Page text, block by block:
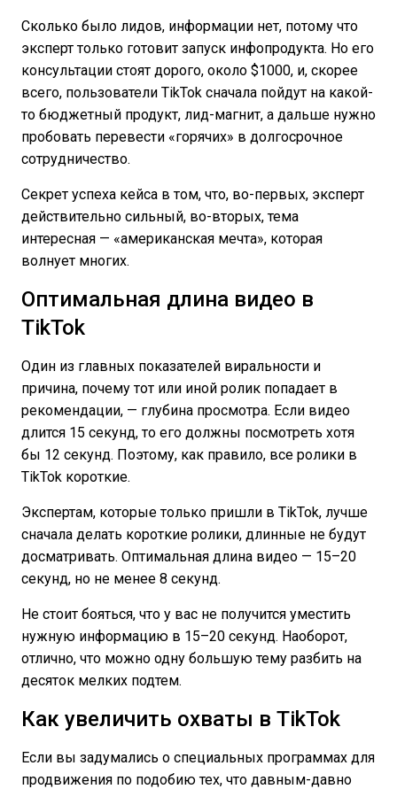
Сколько было лидов, информации нет, потому что
эксперт только готовит запуск инфопродукта. Но его
консультации стоят дорого, около $1000, и, скорее
всего, пользователи TikTok сначала пойдут на какой-
то бюджетный продукт, лид-магнит, а дальше нужно
пробовать перевести «горячих» в долгосрочное
сотрудничество.
Секрет успеха кейса в том, что, во-первых, эксперт
действительно сильный, во-вторых, тема
интересная — «американская мечта», которая
волнует многих.
Оптимальная длина видео в
TikTok
Один из главных показателей виральности и
причина, почему тот или иной ролик попадает в
рекомендации, — глубина просмотра. Если видео
длится 15 секунд, то его должны посмотреть хотя
бы 12 секунд. Поэтому, как правило, все ролики в
TikTok короткие.
Экспертам, которые только пришли в TikTok, лучше
сначала делать короткие ролики, длинные не будут
досматривать. Оптимальная длина видео — 15–20
секунд, но не менее 8 секунд.
Не стоит бояться, что у вас не получится уместить
нужную информацию в 15–20 секунд. Наоборот,
отлично, что можно одну большую тему разбить на
десяток мелких подтем.
Как увеличить охваты в TikTok
Если вы задумались о специальных программах для
продвижения по подобию тех, что давным-давно